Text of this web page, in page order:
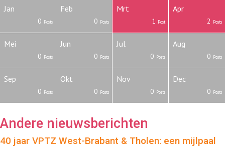
Jan
0 Posts
Feb
0 Posts
Mrt
1 Post
Apr
2 Posts
Mei
0 Posts
Jun
0 Posts
Jul
0 Posts
Aug
0 Posts
Sep
0 Posts
Okt
0 Posts
Nov
0 Posts
Dec
0 Posts
Andere nieuwsberichten
40 jaar VPTZ West-Brabant & Tholen: een mijlpaal